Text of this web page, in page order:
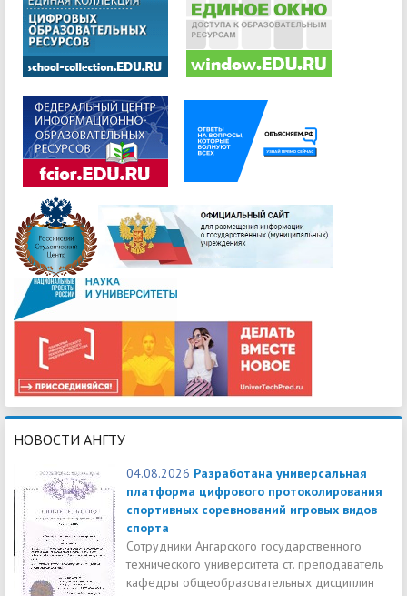
НОВОСТИ АНГТУ
04.08.2026 Разработана универсальная
платформа цифрового протоколирования
спортивных соревнований игровых видов
спорта
Сотрудники Ангарского государственного
технического университета ст. преподаватель
кафедры общеобразовательных дисциплин